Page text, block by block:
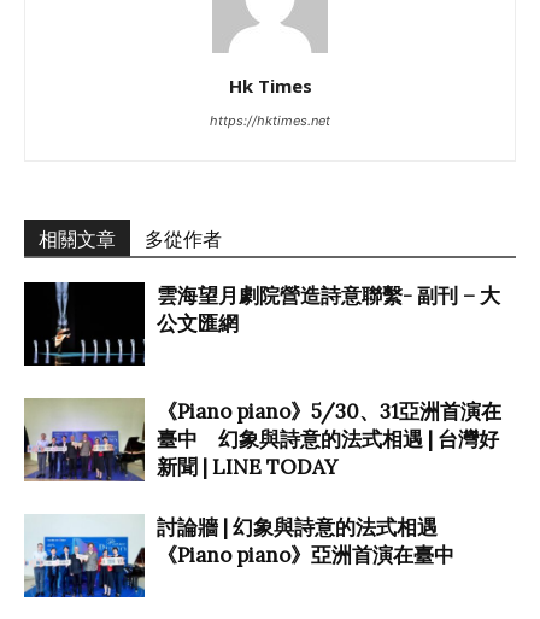
Hk Times
https://hktimes.net
相關文章 多從作者
雲海望月劇院營造詩意聯繫- 副刊 – 大
公文匯網
《Piano piano》5/30、31亞洲首演在
臺中 幻象與詩意的法式相遇 | 台灣好
新聞 | LINE TODAY
討論牆 | 幻象與詩意的法式相遇
《Piano piano》亞洲首演在臺中